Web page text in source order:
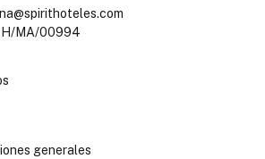
H/MA/00994
generales